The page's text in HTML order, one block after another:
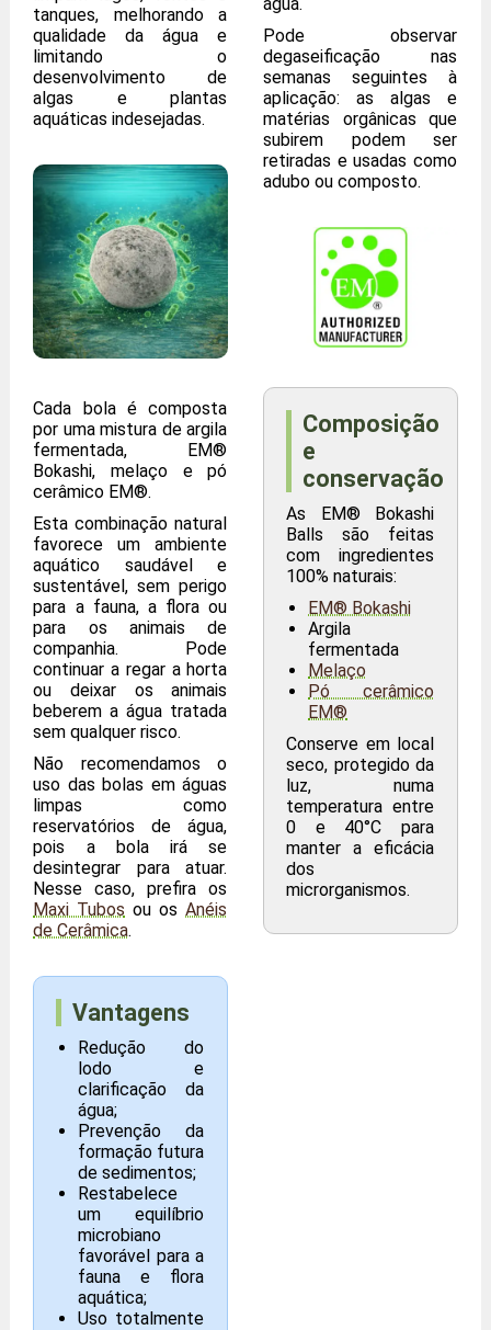
tanques, melhorando a
qualidade da água e
limitando o
desenvolvimento de
algas e plantas
aquáticas indesejadas.
Cada bola é composta
por uma mistura de argila
fermentada, EM®
Bokashi, melaço e pó
cerâmico EM®.
Esta combinação natural
favorece um ambiente
aquático saudável e
sustentável, sem perigo
para a fauna, a flora ou
para os animais de
companhia. Pode
continuar a regar a horta
ou deixar os animais
beberem a água tratada
sem qualquer risco.
Não recomendamos o
uso das bolas em águas
limpas como
reservatórios de água,
pois a bola irá se
desintegrar para atuar.
Nesse caso, prefira os
Maxi Tubos ou osAnéis
de Cerâmica.
Vantagens
Redução do
lodo e
clarificação da
água;
Prevenção da
formação futura
de sedimentos;
Restabelece
um equilíbrio
microbiano
favorável para a
fauna e flora
aquática;
Uso totalmente
Pode observar
degaseificação nas
semanas seguintes à
aplicação: as algas e
matérias orgânicas que
subirem podem ser
retiradas e usadas como
adubo ou composto.
Composição
e
conservação
As EM® Bokashi
Balls são feitas
com ingredientes
100% naturais:
EM® Bokashi
Argila
fermentada
Melaço
Pó cerâmico
EM®
Conserve em local
seco, protegido da
luz, numa
temperatura entre
0 e 40°C para
manter a eficácia
dos
microrganismos.